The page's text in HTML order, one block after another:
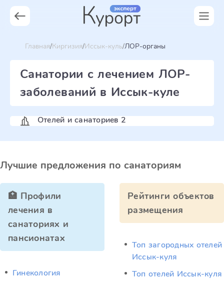
Главная Киргизия Иссык-куль ЛОР-органы
Санатории с лечением ЛОР-
заболеваний в Иссык-куле
Отелей и санаториев 2
Лучшие предложения по санаториям
🏥 Профили
лечения в
санаториях и
пансионатах
Гинекология
Рейтинги объектов
размещения
Топ загородных отелей
Иссык-куля
Топ отелей Иссык-куля